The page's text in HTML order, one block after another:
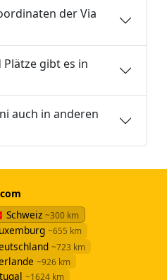
der Via
gibt es in
auch in anderen
Schweiz ~300 km
~655 km
~723 km
~926 km
~1624 km